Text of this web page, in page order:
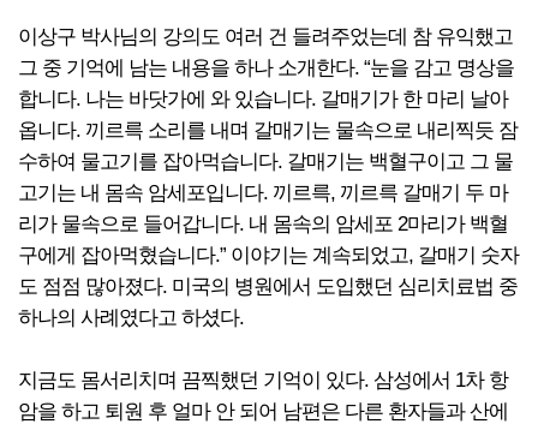
이상구 박사님의 강의도 여러 건 들려주었는데 참 유익했고
그 중 기억에 남는 내용을 하나 소개한다. “눈을 감고 명상을
합니다. 나는 바닷가에 와 있습니다. 갈매기가 한 마리 날아
옵니다. 끼르륵 소리를 내며 갈매기는 물속으로 내리찍듯 잠
수하여 물고기를 잡아먹습니다. 갈매기는 백혈구이고 그 물
고기는 내 몸속 암세포입니다. 끼르륵, 끼르륵 갈매기 두 마
리가 물속으로 들어갑니다. 내 몸속의 암세포 2마리가 백혈
구에게 잡아먹혔습니다.” 이야기는 계속되었고, 갈매기 숫자
도 점점 많아졌다. 미국의 병원에서 도입했던 심리치료법 중
하나의 사례였다고 하셨다.
지금도 몸서리치며 끔찍했던 기억이 있다. 삼성에서 1차 항
암을 하고 퇴원 후 얼마 안 되어 남편은 다른 환자들과 산에